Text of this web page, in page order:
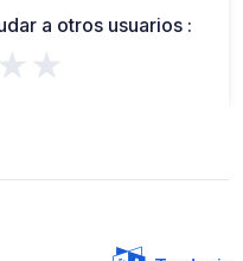
a otros usuarios :